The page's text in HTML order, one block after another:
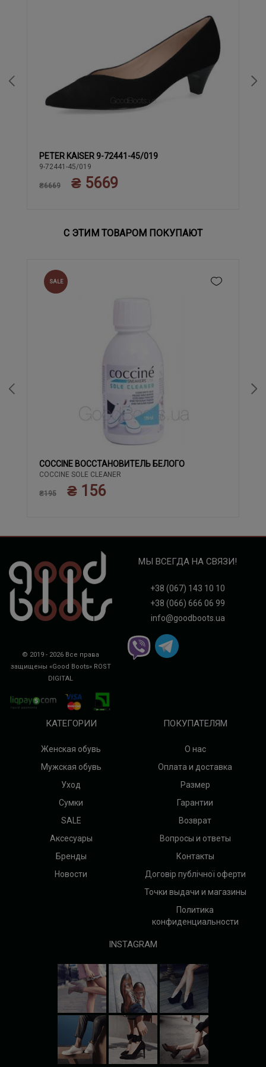
37 37.5 38 38.5 39 40
PETER KAISER 9-72441-45/019
9-72441-45/019
₴6669 ₴ 5669
С ЭТИМ ТОВАРОМ ПОКУПАЮТ
SALE
COCCINE ВОССТАНОВИТЕЛЬ БЕЛОГО
COCCINE SOLE CLEANER
₴195 ₴ 156
© 2019 - 2026 Все права
защищены «Good Boots» ROST
DIGITAL
МЫ ВСЕГДА НА СВЯЗИ!
+38 (067) 143 10 10
+38 (066) 666 06 99
info@goodboots.ua
КАТЕГОРИИ
Женская обувь
Мужская обувь
Уход
Сумки
SALE
Аксесуары
Бренды
Новости
ПОКУПАТЕЛЯМ
О нас
Оплата и доставка
Размер
Гарантии
Возврат
Вопросы и ответы
Контакты
Договір публічної оферти
Точки выдачи и магазины
Политика
конфиденциальности
INSTAGRAM